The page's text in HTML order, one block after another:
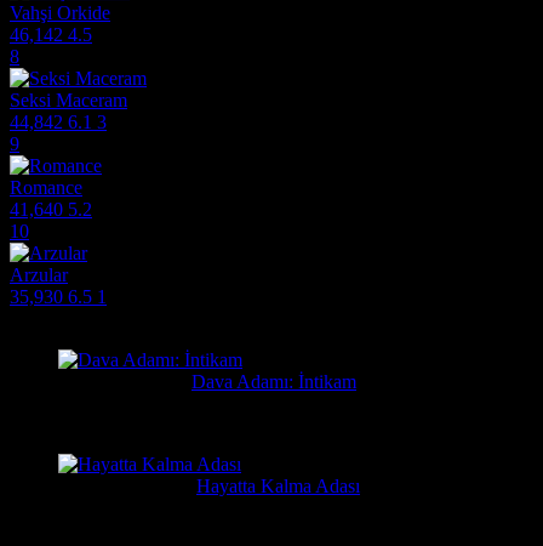
Vahşi Orkide
46,142 4.5
8
Seksi Maceram
44,842 6.1 3
9
Romance
41,640 5.2
10
Arzular
35,930 6.5 1
Dava Adamı: İntikam
Hayatta Kalma Adası